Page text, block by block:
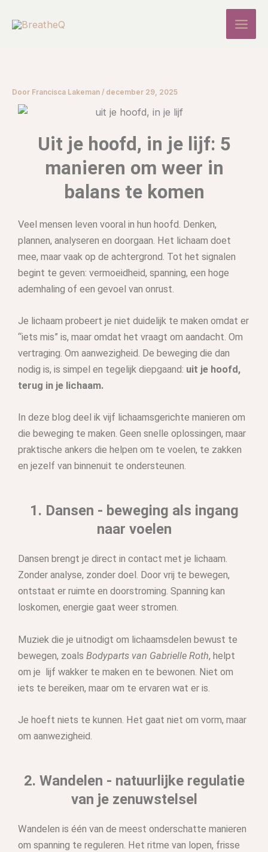
naar
Door Francisca Lakeman / december 29, 2025
Uit je hoofd, in je lijf: 5
manieren om weer in
balans te komen
Veel mensen leven vooral in hun hoofd. Denken,
plannen, analyseren en doorgaan. Het lichaam doet
mee, maar vaak op de achtergrond. Tot het signalen
begint te geven: vermoeidheid, spanning, een hoge
ademhaling of een gevoel van onrust.
Je lichaam probeert je niet duidelijk te maken omdat er
“iets mis” is, maar omdat het vraagt om aandacht. Om
vertraging. Om aanwezigheid. De beweging die dan
nodig is, is simpel en tegelijk diepgaand: uit je hoofd,
terug in je lichaam.
In deze blog deel ik vijf lichaamsgerichte manieren om
die beweging te maken. Geen snelle oplossingen, maar
praktische ankers die helpen om te voelen, te zakken
en jezelf van binnenuit te ondersteunen.
1. Dansen - beweging als ingang
naar voelen
Dansen brengt je direct in contact met je lichaam.
Zonder analyse, zonder doel. Door vrij te bewegen,
ontstaat er ruimte en doorstroming. Spanning kan
loskomen, energie gaat weer stromen.
Muziek die je uitnodigt om lichaamsdelen bewust te
bewegen, zoals Bodyparts van Gabrielle Roth, helpt
om je lijf wakker te maken en te bewonen. Niet om
iets te bereiken, maar om te ervaren wat er is.
Je hoeft niets te kunnen. Het gaat niet om vorm, maar
om aanwezigheid.
2. Wandelen - natuurlijke regulatie
van je zenuwstelsel
Wandelen is één van de meest onderschatte manieren
om spanning te reguleren. Het ritme van lopen, frisse